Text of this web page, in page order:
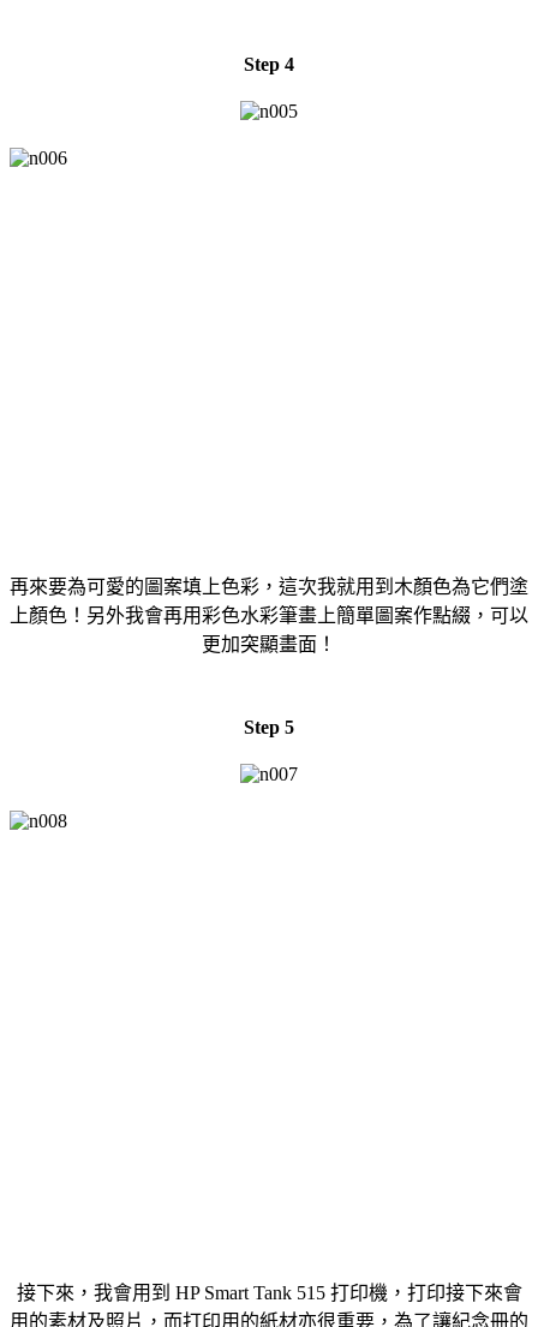
Step 4
再來要為可愛的圖案填上色彩，這次我就用到木顏色為它們塗
上顏色！另外我會再用彩色水彩筆畫上簡單圖案作點綴，可以
更加突顯畫面！
Step 5
接下來，我會用到 HP Smart Tank 515 打印機，打印接下來會
用的素材及照片，而打印用的紙材亦很重要，為了讓紀念冊的